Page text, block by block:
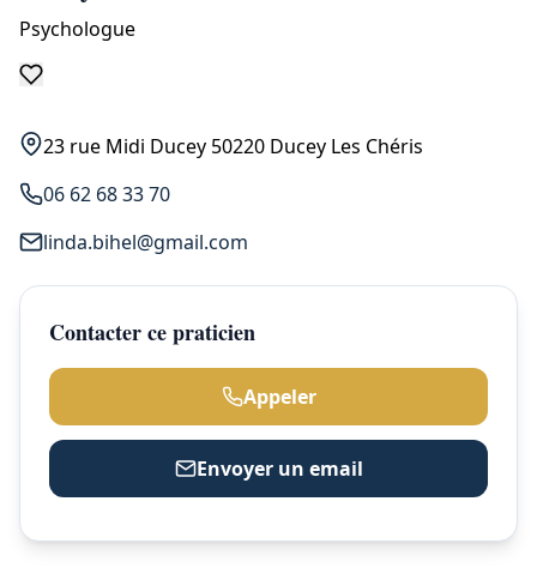
Psychologue
23 rue Midi Ducey 50220 Ducey Les Chéris
06 62 68 33 70
linda.bihel@gmail.com
Contacter ce praticien
Appeler
Envoyer un email